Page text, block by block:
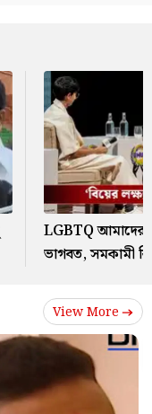
LGBTQ আমাদের
ভাগবত, সমকামী
View More